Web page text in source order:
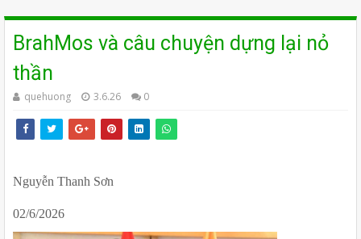
BrahMos và câu chuyện dựng lại nỏ
thần
quehuong 3.6.26 0
Nguyễn Thanh Sơn
02/6/2026